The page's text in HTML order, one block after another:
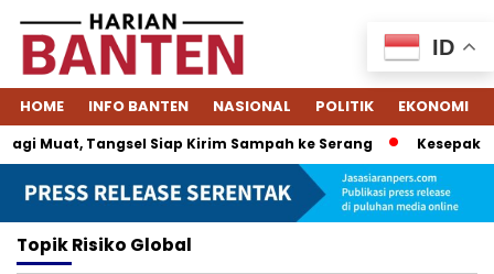
HOME INFO BANTEN NASIONAL POLITIK EKONOMI
Muat, Tangsel Siap Kirim Sampah ke Serang
TopikRisiko Global
ID